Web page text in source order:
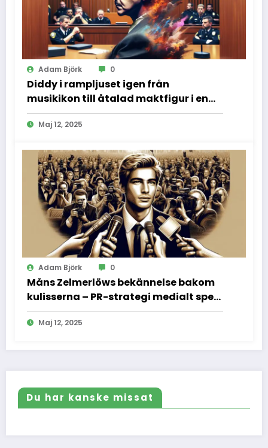
Adam Björk 0
Diddy i rampljuset igen från
musikikon till åtalad maktfigur i en
dramatisk rättssal
Maj 12, 2025
Adam Björk 0
Måns Zelmerlöws bekännelse bakom
kulisserna – PR-strategi medialt spel
och vad vi inte fick se
Maj 12, 2025
Du har kanske missat